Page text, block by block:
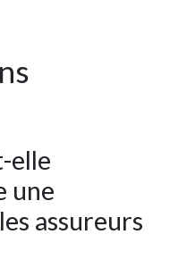
elle
une
assureurs